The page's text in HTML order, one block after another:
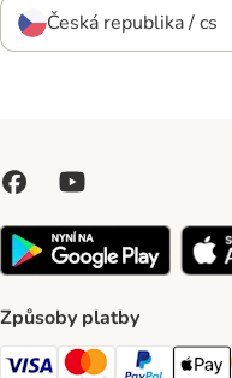
Česká republika / cs
Způsoby platby